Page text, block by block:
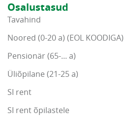
Osalustasud
Tavahind
Noored (0-20 a) (EOL KOODIGA)
Pensionär (65-... a)
Üliõpilane (21-25 a)
SI rent
SI rent õpilastele